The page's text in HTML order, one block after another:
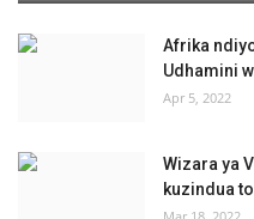
Afrika
Udhamini
Apr 5, 2022
Wizara ya
kuzindua